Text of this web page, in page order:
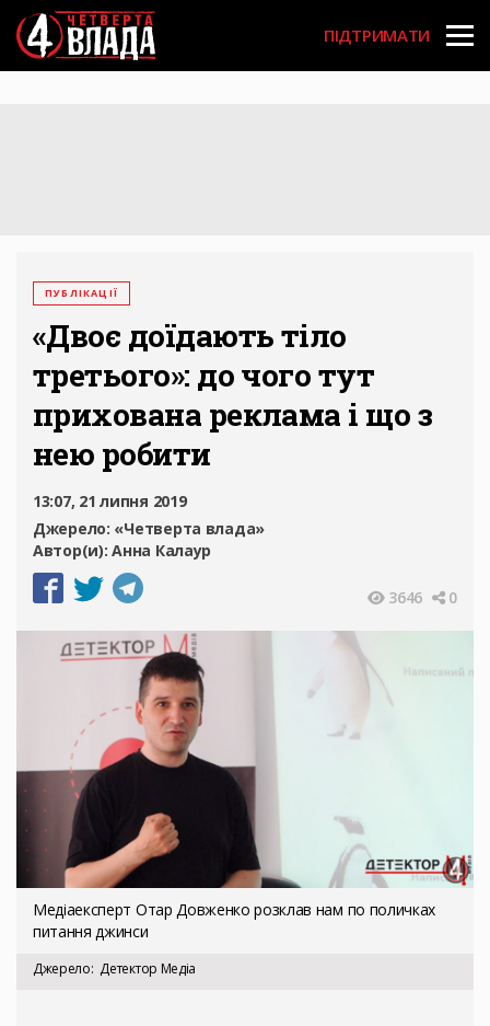
Перейти
до
основного
вмісту
User
account
ПІДТРИМАТИ
ПУБЛІКАЦІЇ
«Двоє доїдають тіло
третього»: до чого тут
прихована реклама і що з
нею робити
13:07, 21 липня 2019
Джерело: «Четверта влада»
Автор(и):Анна Калаур
3646 0
Медіаексперт Отар Довженко розклав нам по поличках
питання джинси
Джерело Детектор Медіа